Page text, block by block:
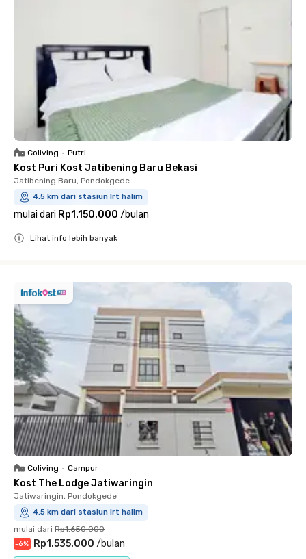
Coliving • Putri
Kost Puri Kost Jatibening Baru Bekasi
Jatibening Baru, Pondokgede
4.5 km dari stasiun lrt halim
mulai dari Rp1.150.000 /bulan
Lihat info lebih banyak
Coliving • Campur
Kost The Lodge Jatiwaringin
Jatiwaringin, Pondokgede
4.5 km dari stasiun lrt halim
mulai dari Rp1.650.000
-6% Rp1.535.000 /bulan